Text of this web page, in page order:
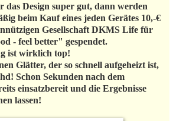
das Design super gut, dann werden
beim Kauf eines jeden Gerätes 10,-€
Gesellschaft DKMS Life für
- feel better" gespendet.
ist wirklich top!
Glätter, der so schnell aufgeheizt ist,
Schon Sekunden nach dem
einsatzbereit und die Ergebnisse
lassen!